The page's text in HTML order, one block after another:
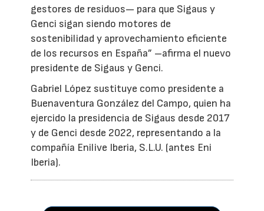
gestores de residuos— para que Sigaus y
Genci sigan siendo motores de
sostenibilidad y aprovechamiento eficiente
de los recursos en España” –afirma el nuevo
presidente de Sigaus y Genci.
Gabriel López sustituye como presidente a
Buenaventura González del Campo, quien ha
ejercido la presidencia de Sigaus desde 2017
y de Genci desde 2022, representando a la
compañía Enilive Iberia, S.L.U. (antes Eni
Iberia).